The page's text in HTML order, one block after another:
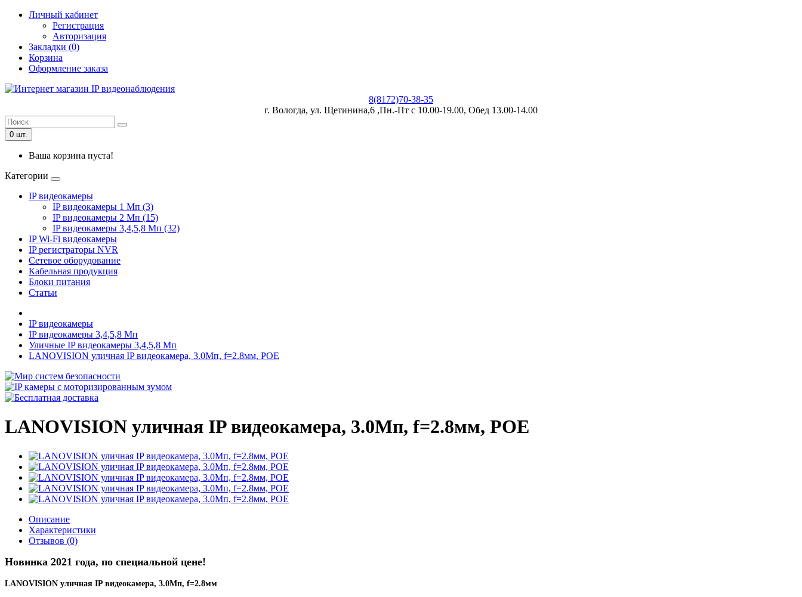
Личный кабинет
Регистрация
Авторизация
Закладки (0)
Корзина
Оформление заказа
8(8172)70-38-35
г. Вологда, ул. Щетинина,6 ,Пн.-Пт с 10.00-19.00, Обед 13.00-14.00
0 шт.
Ваша корзина пуста!
Категории
IP видеокамеры
IP видеокамеры 1 Мп (3)
IP видеокамеры 2 Мп (15)
IP видеокамеры 3,4,5,8 Мп (32)
IP Wi-Fi видеокамеры
IP регистраторы NVR
Сетевое оборудование
Кабельная продукция
Блоки питания
Статьи
IP видеокамеры
IP видеокамеры 3,4,5,8 Мп
Уличные IP видеокамеры 3,4,5,8 Мп
LANOVISION уличная IP видеокамера, 3.0Мп, f=2.8мм, POE
LANOVISION уличная IP видеокамера, 3.0Мп, f=2.8мм, POE
Описание
Характеристики
Отзывов (0)
Новинка 2021 года, по специальной цене!
LANOVISION уличная IP видеокамера, 3.0Мп, f=2.8мм